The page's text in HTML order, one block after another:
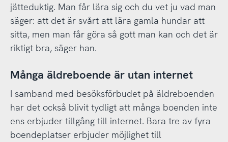
jätteduktig. Man får lära sig och du vet ju vad man
säger: att det är svårt att lära gamla hundar att
sitta, men man får göra så gott man kan och det är
riktigt bra, säger han.
Många äldreboende är utan internet
I samband med besöksförbudet på äldreboenden
har det också blivit tydligt att många boenden inte
ens erbjuder tillgång till internet. Bara tre av fyra
boendeplatser erbjuder möjlighet till